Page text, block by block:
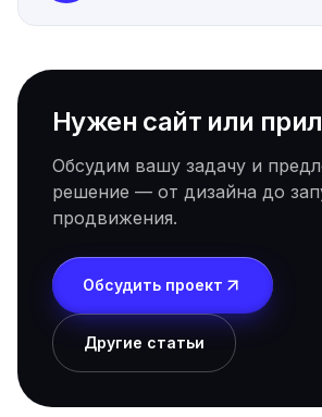
Нужен сайт или
Обсудим вашу задачу и
решение — от дизайна до
продвижения.
Обсудить проект
Другие статьи